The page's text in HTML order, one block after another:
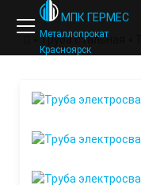
МПК ГЕРМЕС
Металлопрокат
Красноярск
Труба стальная